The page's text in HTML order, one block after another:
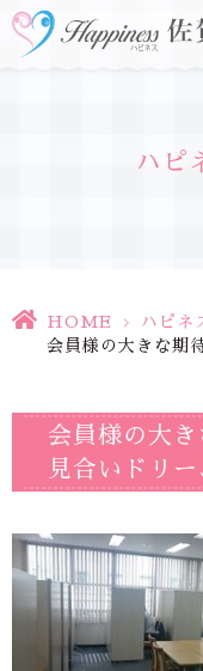
ハピ
HOME > ハピネ
会員様の大きな期
会員様の大
見合いドリ